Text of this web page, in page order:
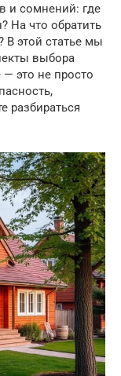
и сомнений: где
На что обратить
В этой статье мы
выбора
это не просто
разбираться